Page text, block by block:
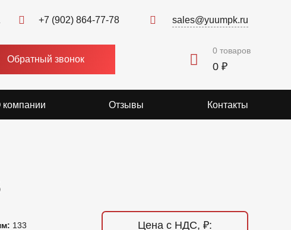
+7 (902) 864-77-78 sales@yuumpk.ru
Обратный звонок
0 товаров
0 ₽
Отзывы Контакты
133
Цена с НДС, ₽: